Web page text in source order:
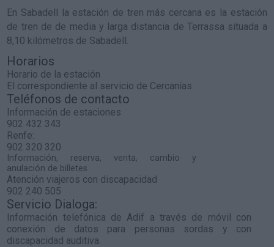
En Sabadell la estación de tren más cercana es la estación
de tren de de media y larga distancia de Terrassa situada a
8,10 kilómetros de Sabadell.
Horarios
Horario de la estación
El correspondiente al servicio de Cercanías
Teléfonos de contacto
Información de estaciones
902 432 343
Renfe:
902 320 320
Información, reserva, venta, cambio y
anulación de billetes
Atención viajeros con discapacidad
902 240 505
Servicio Dialoga:
Información telefónica de Adif a través de móvil con
conexión de datos para personas sordas y con
discapacidad auditiva.